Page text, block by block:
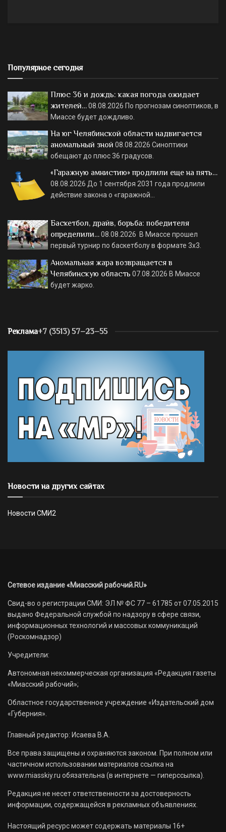
Популярное сегодня
Плюс 36 и дождь: какая погода ожидает
жителей…08.08.2026 По прогнозам синоптиков, в
Миассе будет дождливо.
На юг Челябинской области надвигается
аномальный зной 08.08.2026 Синоптики
обещают до плюс 36 градусов.
«Гаражную амнистию» продлили еще на пять…
08.08.2026 До 1 сентября 2031 года продлили
действие закона о «гаражной…
Баскетбол, драйв, борьба: победителя
определили…08.08.2026 В Миассе прошел
первый турнир по баскетболу в формате 3х3.
Аномальная жара возвращается в
Челябинскую область 07.08.2026 В Миассе
будет жарко.
Реклама+7 (3513) 57–23–55
Новости на других сайтах
Новости СМИ2
Сетевое издание «Миасский рабочий.RU»
Свид-во о регистрации СМИ: ЭЛ № ФС 77 – 61785 от 07.05.2015
выдано Федеральной службой по надзору в сфере связи,
информационных технологий и массовых коммуникаций
(Роскомнадзор)
Учредители:
Автономная некоммерческая организация «Редакция газеты
«Миасский рабочий»;
Областное государственное учреждение «Издательский дом
«Губерния».
Главный редактор: Исаева В.А.
Все права защищены и охраняются законом. При полном или
частичном использовании материалов ссылка на
www.miasskiy.ru обязательна (в интернете — гиперссылка).
Редакция не несет ответственности за достоверность
информации, содержащейся в рекламных объявлениях.
Настоящий ресурс может содержать материалы 16+